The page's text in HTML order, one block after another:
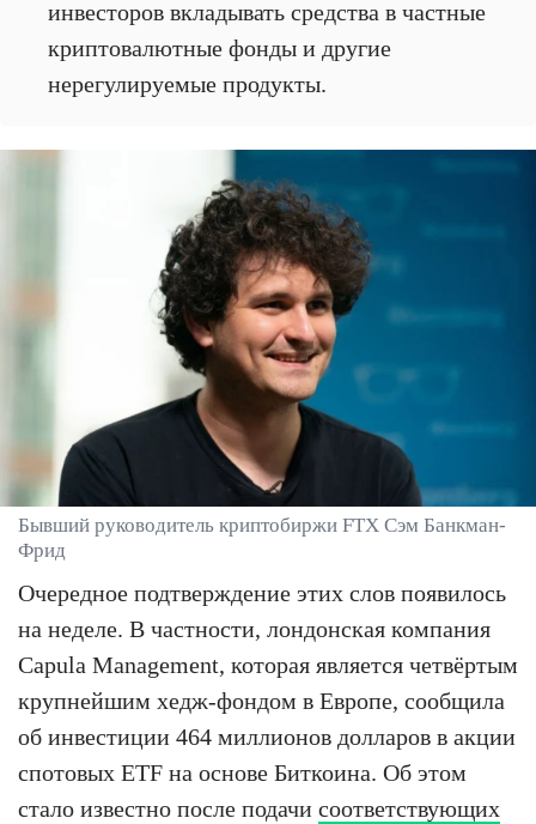
инвесторов вкладывать средства в частные
криптовалютные фонды и другие
нерегулируемые продукты.
Бывший руководитель криптобиржи FTX Сэм Банкман-
Фрид
Очередное подтверждение этих слов появилось
на неделе. В частности, лондонская компания
Capula Management, которая является четвёртым
крупнейшим хедж-фондом в Европе, сообщила
об инвестиции 464 миллионов долларов в акции
спотовых ETF на основе Биткоина. Об этом
стало известно после подачи соответствующих